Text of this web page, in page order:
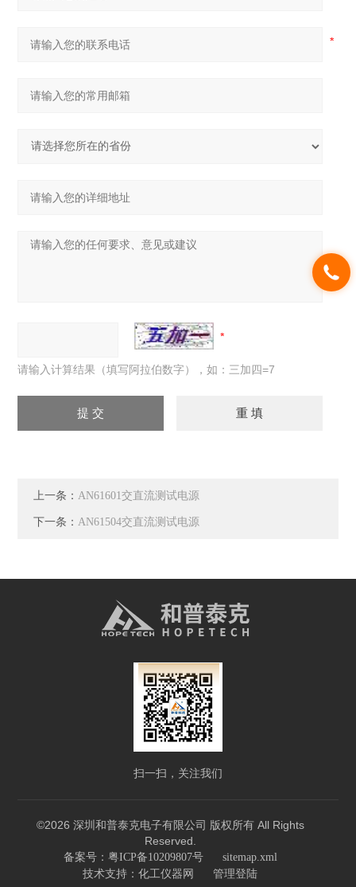
请输入计算结果（填写阿拉伯数字），如：三加四=7
上一条： AN61601交直流测试电源
下一条： AN61504交直流测试电源
扫一扫，关注我们
©2026 深圳和普泰克电子有限公司 版权所有 All Rights
Reserved.
备案号：粤ICP备10209807号 sitemap.xml
技术支持： 化工仪器网 管理登陆